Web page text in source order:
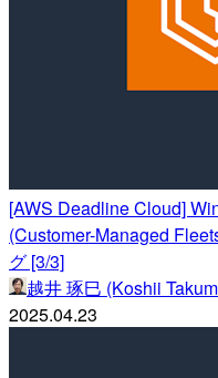
[AWS Deadline Cloud]
(Customer-Managed
グ [3/3]
越井 琢巳 (Koshii
2025.04.23